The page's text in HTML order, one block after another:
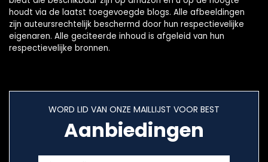
houdt via de laatst toegevoegde blogs. Alle afbeeldingen
zijn auteursrechtelijk beschermd door hun respectievelijke
eigenaren. Alle geciteerde inhoud is afgeleid van hun
respectievelijke bronnen.
WORD LID VAN ONZE MAILLIJST VOOR BEST
Aanbiedingen